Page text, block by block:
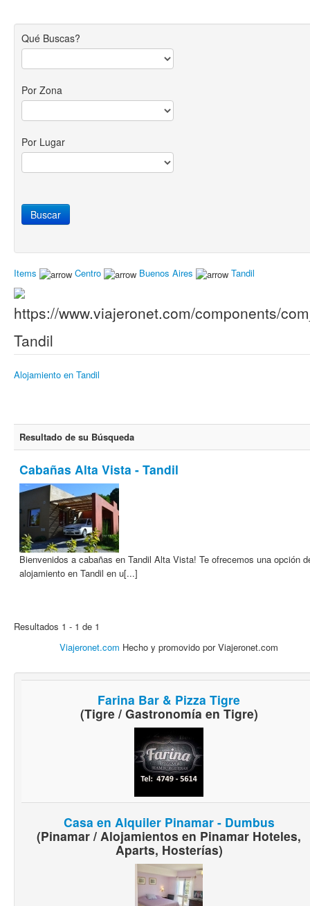
Qué Buscas?
Por Zona
Por Lugar
Items Centro Buenos Aires Tandil
Tandil
Alojamiento en Tandil
Resultado de su Búsqueda
Cabañas Alta Vista - Tandil
Bienvenidos a cabañas en Tandil Alta Vista! Te ofrecemos una opción
alojamiento en Tandil en u[...]
Resultados 1 - 1 de 1
Viajeronet.com Hecho y promovido por Viajeronet.com
Farina Bar & Pizza Tigre
(Tigre / Gastronomía en Tigre)
Casa en Alquiler Pinamar - Dumbus
(Pinamar / Alojamientos en Pinamar Hoteles,
Aparts, Hosterías)